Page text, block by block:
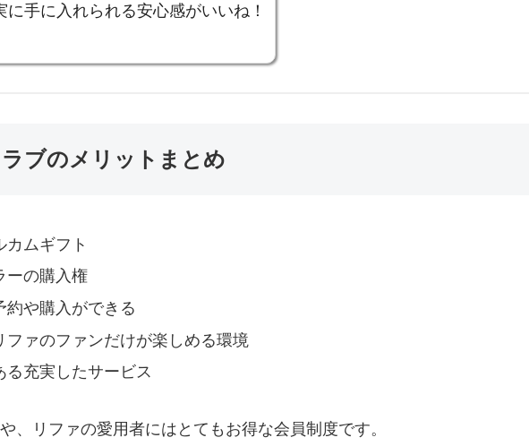
に手に入れられる安心感がいいね！
ブのメリットまとめ
カムギフト
ーの購入権
約や購入ができる
ファのファンだけが楽しめる環境
充実したサービス
、リファの愛用者にはとてもお得な会員制度です。